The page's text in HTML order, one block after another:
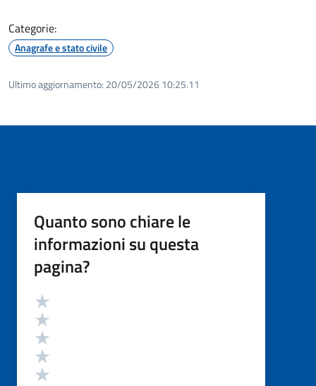
Categorie:
Anagrafe e stato civile
Ultimo aggiornamento: 20/05/2026 10:25.11
Quanto sono chiare le
informazioni su questa
pagina?
Valutazione